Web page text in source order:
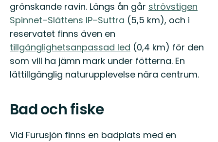
grönskande ravin. Längs ån går strövstigen
Spinnet–Slättens IP–Suttra (5,5 km), och i
reservatet finns även en
tillgänglighetsanpassad led (0,4 km) för den
som vill ha jämn mark under fötterna. En
lättillgänglig naturupplevelse nära centrum.
Bad och fiske
Vid Furusjön finns en badplats med en